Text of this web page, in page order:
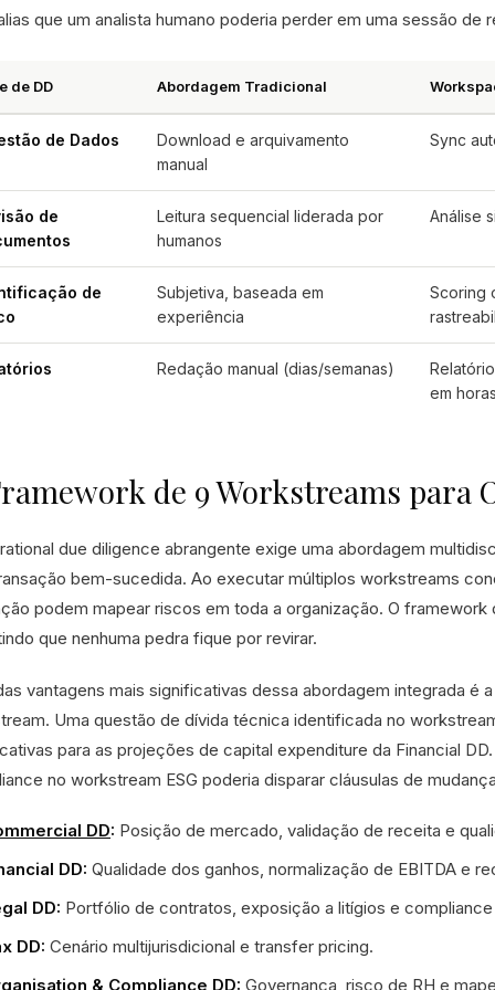
que um analista humano poderia perder em uma sessão de
de DD Abordagem Tradicional
de Dados
Download e arquivamento
manual
Sync
de
Leitura sequencial liderada por
humanos
Análise
de
Subjetiva, baseada em
experiência
Scoring
Redação manual (dias/semanas)
em
de 9 Workstreams para
due diligence abrangente exige uma abordagem
bem-sucedida. Ao executar múltiplos workstreams
podem mapear riscos em toda a organização. O
que nenhuma pedra fique por revirar.
vantagens mais significativas dessa abordagem integrada
Uma questão de dívida técnica identificada no
para as projeções de capital expenditure da Financial
no workstream ESG poderia disparar cláusulas de
DD: Posição de mercado, validação de receita e
DD: Qualidade dos ganhos, normalização de EBITDA e
DD: Portfólio de contratos, exposição a litígios e
DD: Cenário multijurisdicional e transfer pricing.
& Compliance DD: Governança, risco de RH e